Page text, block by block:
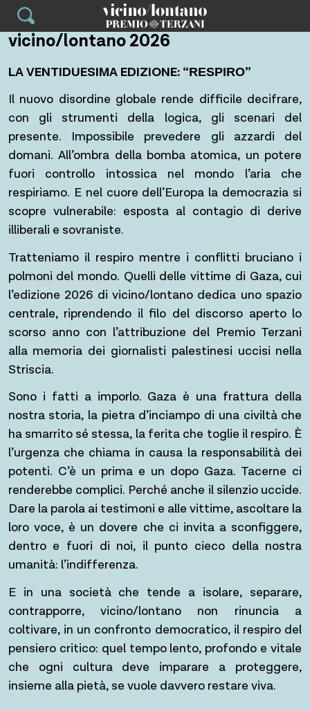
Skip
content
vicino/lontano 2026
LA VENTIDUESIMA EDIZIONE: “RESPIRO”
Il nuovo disordine globale rende difficile decifrare,
con gli strumenti della logica, gli scenari del
presente. Impossibile prevedere gli azzardi del
domani. All’ombra della bomba atomica, un potere
fuori controllo intossica nel mondo l’aria che
respiriamo. E nel cuore dell’Europa la democrazia si
scopre vulnerabile: esposta al contagio di derive
illiberali e sovraniste.
Tratteniamo il respiro mentre i conflitti bruciano i
polmoni del mondo. Quelli delle vittime di Gaza, cui
l’edizione 2026 di vicino/lontano dedica uno spazio
centrale, riprendendo il filo del discorso aperto lo
scorso anno con l’attribuzione del Premio Terzani
alla memoria dei giornalisti palestinesi uccisi nella
Striscia.
Sono i fatti a imporlo. Gaza è una frattura della
nostra storia, la pietra d’inciampo di una civiltà che
ha smarrito sé stessa, la ferita che toglie il respiro. È
l’urgenza che chiama in causa la responsabilità dei
potenti. C’è un prima e un dopo Gaza. Tacerne ci
renderebbe complici. Perché anche il silenzio uccide.
Dare la parola ai testimoni e alle vittime, ascoltare la
loro voce, è un dovere che ci invita a sconfiggere,
dentro e fuori di noi, il punto cieco della nostra
umanità: l’indifferenza.
E in una società che tende a isolare, separare,
contrapporre, vicino/lontano non rinuncia a
coltivare, in un confronto democratico, il respiro del
pensiero critico: quel tempo lento, profondo e vitale
che ogni cultura deve imparare a proteggere,
insieme alla pietà, se vuole davvero restare viva.